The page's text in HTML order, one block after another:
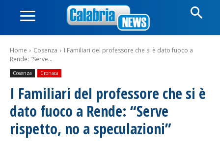
Home Cosenza
I Familiari del professore che si è dato fuoco a
Rende: "Serve...
Cosenza Cronaca
I Familiari del professore che si è
dato fuoco a Rende: “Serve
rispetto, no a speculazioni”